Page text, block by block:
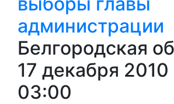
администрации
Белгородская
17 декабря 2010
03:00